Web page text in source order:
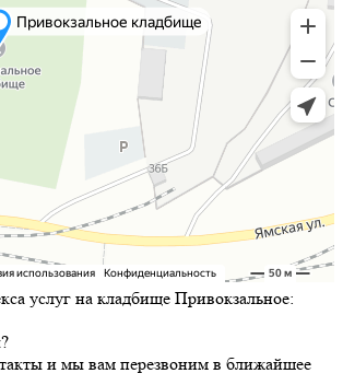
услуг на кладбище Привокзальное:
и мы вам перезвоним в ближайшее